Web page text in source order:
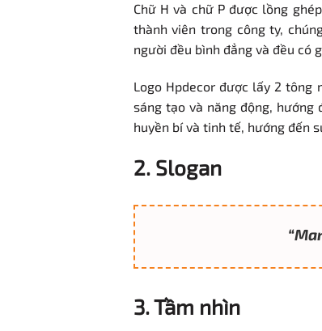
Chữ H và chữ P được lồng
thành viên trong công ty,
người đều bình đẳng và đều có
Logo Hpdecor được lấy 2 tông
sáng tạo và năng động,
huyền bí và tinh tế, hướng đến
2. Slogan
3. Tầm nhìn